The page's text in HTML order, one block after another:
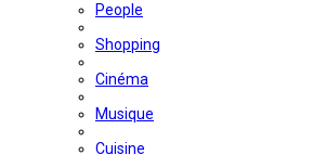
People
Shopping
Cinéma
Musique
Cuisine